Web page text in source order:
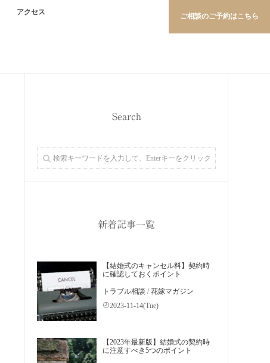
アクセス ご相談のご予約はこちら
Search
新着記事一覧
【結婚式のキャンセル料】契約時
に確認しておくポイント
トラブル相談 /花嫁マガジン
2023-11-14(Tue)
【2023年最新版】結婚式の契約時
に注意すべき5つのポイント